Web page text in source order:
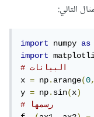
التالي:
import numpy as
import
# البيانات
x = np.arange(0,
y = np.sin(x)
# رسمها